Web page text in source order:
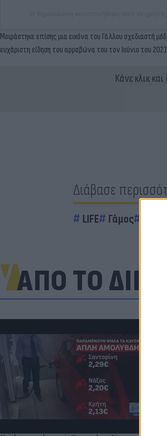
Μοιράστηκε επίσης μια εικόνα του Γάλλου σχεδιαστή
ευχάριστη είδηση του αρραβώνα του τον Ιούνιο του
Κάνε κλικ
Διάβασε
LIFE Γάμος
ΑΠΟ ΤΟ